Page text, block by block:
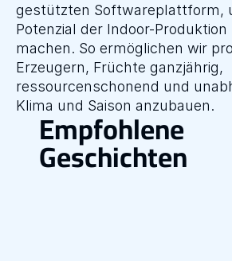
gestützten Softwareplattform,
Potenzial der Indoor-
machen. So ermöglichen wir
Erzeugern, Früchte ganzjährig,
ressourcenschonend und
Klima und Saison anzubauen.
Empfohlene
Geschichten